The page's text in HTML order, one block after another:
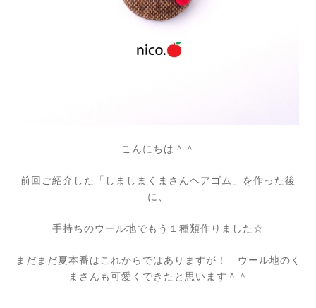
こんにちは＾＾
前回ご紹介した「しましまくまさんヘアゴム」を作った後
に、
手持ちのウール地でもう１種類作りました☆
まだまだ夏本番はこれからではありますが！ ウール地のく
まさんも可愛くできたと思います＾＾